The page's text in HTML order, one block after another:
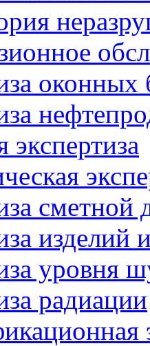
оконных
экспертиза
сметной
изделий
уровня
радиации